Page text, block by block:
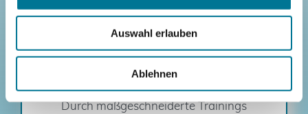
Auswahl erlauben
Ablehnen
Führungskräfteentwicklung
Durch maßgeschneiderte Trainings